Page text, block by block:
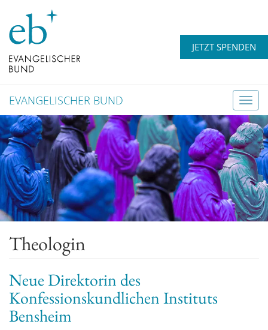
JETZT SPENDEN
T
o
g
g
l
e
n
a
v
EVANGELISCHER BUND
Theologin
Neue Direktorin des
Konfessionskundlichen Instituts
Bensheim